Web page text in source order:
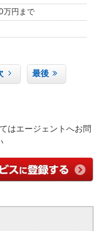
万円まで
最後
はエージェントへお問